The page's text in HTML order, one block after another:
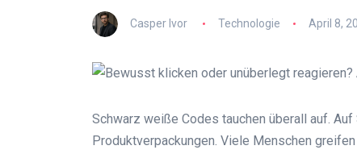
Casper Ivor Technologie April 8,
Schwarz weiße Codes tauchen überall auf.
Produktverpackungen. Viele Menschen